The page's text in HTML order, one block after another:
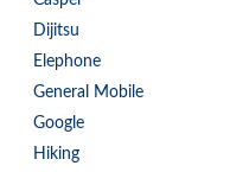
Dijitsu
Elephone
General Mobile
Google
Hiking